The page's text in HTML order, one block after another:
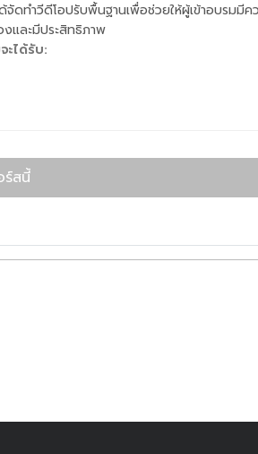
ดทำวีดีโอปรับพื้นฐานเพื่อช่วยให้ผู้เข้าอบรมมีค
และมีประสิทธิภาพ
ะได้รับ:
นเกี่ยวกับการใช้เครื่องคำนวณทางการเงิน
ว่าวีดีโอนี้จะเป็นประโยชน์และช่วยเสริมสร้างค
ร์สนี้